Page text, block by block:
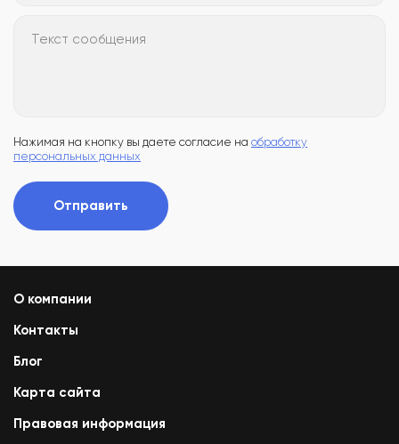
Текст сообщения
Нажимая на кнопку вы даете согласие на обработку
персональных данных
Отправить
О компании
Контакты
Блог
Карта сайта
Правовая информация